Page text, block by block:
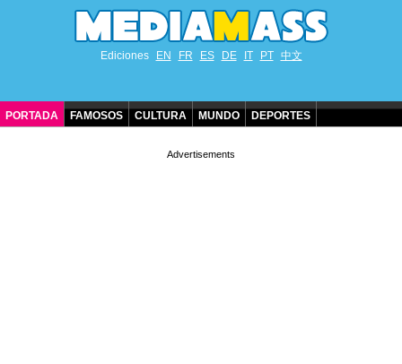
Ediciones EN FR ES DE IT PT 中文
PORTADA FAMOSOS CULTURA MUNDO DEPORTES